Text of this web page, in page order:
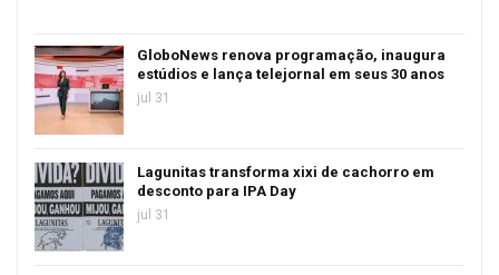
GloboNews renova programação, inaugura
estúdios e lança telejornal em seus 30 anos
jul 31
Lagunitas transforma xixi de cachorro em
desconto para IPA Day
jul 31